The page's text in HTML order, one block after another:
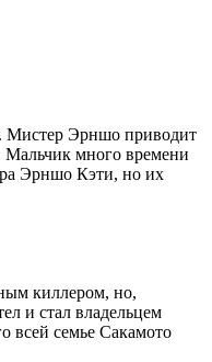
Мистер Эрншо приводит
Мальчик много времени
Эрншо Кэти, но их
киллером, но,
и стал владельцем
всей семье Сакамото